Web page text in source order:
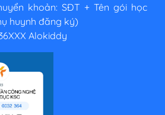
khoản: SĐT + Tên gói học
huynh đăng ký)
Alokiddy